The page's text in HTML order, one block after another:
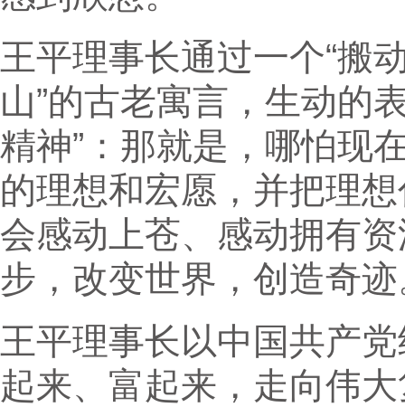
王平理事长通过一个“搬
山”的古老寓言，生动的
精神”：那就是，哪怕现
的理想和宏愿，并把理
会感动上苍、感动拥有
步，改变世界，创造奇
王平理事长以中国共产
起来、富起来，走向伟